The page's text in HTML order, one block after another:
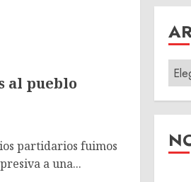
al pueblo
partidarios fuimos
a una...
DEL